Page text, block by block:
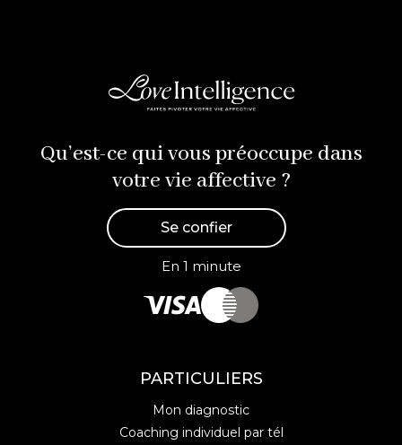
Qu’est-ce qui vous préoccupe dans
votre vie affective ?
Se confier
En 1 minute
PARTICULIERS
Mon diagnostic
Coaching individuel par tél